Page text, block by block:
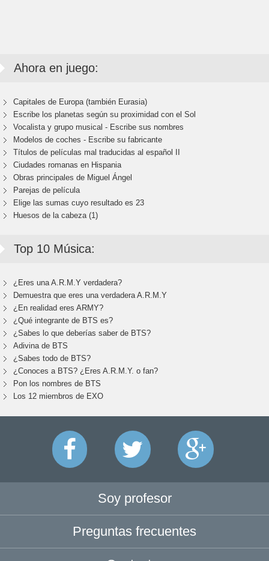
Ahora en juego:
Capitales de Europa (también Eurasia)
Escribe los planetas según su proximidad con el Sol
Vocalista y grupo musical - Escribe sus nombres
Modelos de coches - Escribe su fabricante
Títulos de películas mal traducidas al español II
Ciudades romanas en Hispania
Obras principales de Miguel Ángel
Parejas de película
Elige las sumas cuyo resultado es 23
Huesos de la cabeza (1)
Top 10 Música:
¿Eres una A.R.M.Y verdadera?
Demuestra que eres una verdadera A.R.M.Y
¿En realidad eres ARMY?
¿Qué integrante de BTS es?
¿Sabes lo que deberías saber de BTS?
Adivina de BTS
¿Sabes todo de BTS?
¿Conoces a BTS? ¿Eres A.R.M.Y. o fan?
Pon los nombres de BTS
Los 12 miembros de EXO
Soy profesor
Preguntas frecuentes